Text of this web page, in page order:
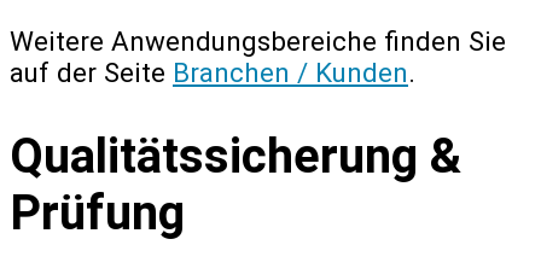
Weitere Anwendungsbereiche finden Sie
auf der Seite Branchen / Kunden.
Qualitätssicherung &
Prüfung